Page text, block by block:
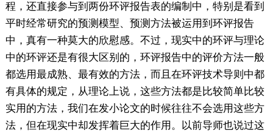
程，还直接参与到两份环评报告表的编制中，特别是看到
平时经常研究的预测模型、预测方法被运用到环评报告
中，真有一种莫大的欣慰感。不过，现实中的环评与理论
中的环评还是有很大区别的，环评报告中的评价方法一般
都选用最成熟、最有效的方法，而且在环评技术导则中都
有具体的规定，从理论上说，这些方法都是比较简单比较
实用的方法，我们在发小论文的时候往往不会选用这些方
法，但在现实中却发挥着巨大的作用。以前导师也说过这